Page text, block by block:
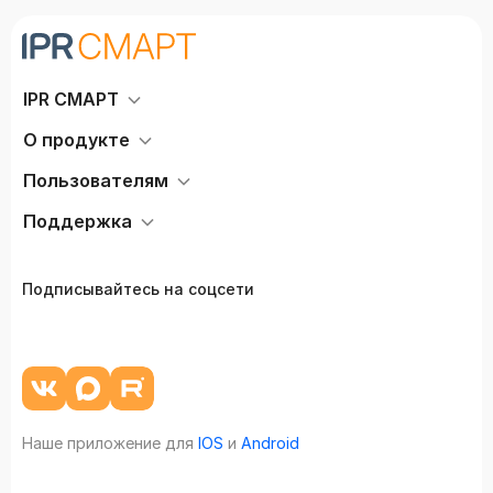
IPR СМАРТ
О продукте
Пользователям
Поддержка
Подписывайтесь на соцсети
Наше приложение для IOS и Android